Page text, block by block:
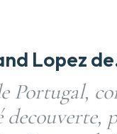
Lopez
Portugal,
decouverte,